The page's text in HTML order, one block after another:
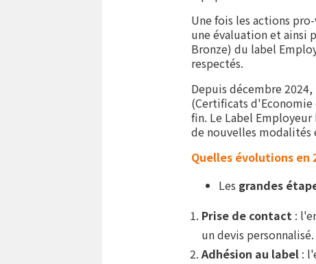
Une fois les actions
une évaluation et ainsi
Bronze) du label
respectés.
Depuis décembre
(Certificats
fin. Le Label
de nouvelles
Quelles évolutions en
Les grandes
Prise de contact :
un devis personnalisé.
Adhésion au label :